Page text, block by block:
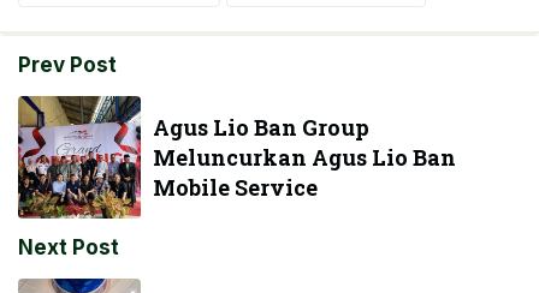
Prev Post
Agus Lio Ban Group
Meluncurkan Agus Lio Ban
Mobile Service
Next Post